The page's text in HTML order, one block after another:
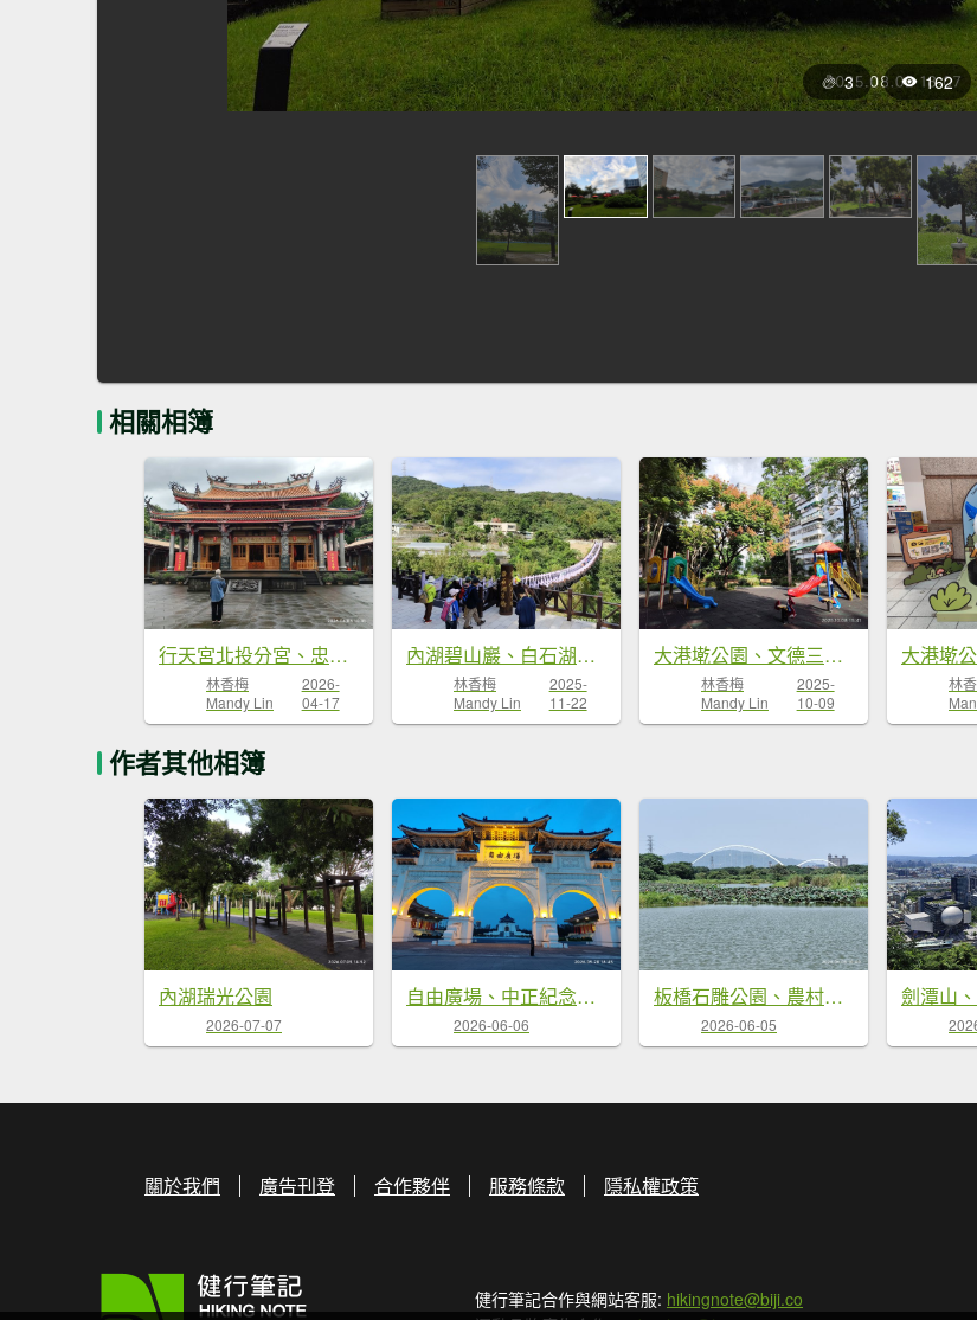
3 162
相關相簿
行天宮北投分宮、忠義福慈宮、內湖大港墘公園
林香梅
Mandy Lin
2026-
04-17
內湖碧山巖、白石湖吊橋
林香梅
Mandy Lin
2025-
11-22
大港墘公園、文德三號公園【臺北健走趣】
林香梅
Mandy Lin
2025-
10-09
林
作者其他相簿
內湖瑞光公園
2026-07-07
自由廣場、中正紀念堂、國家戲劇院、國家音樂廳
2026-06-06
板橋石雕公園、農村公園、華江人工濕地、新海一期人工濕地、新月橋
2026-06-05
關於我們 廣告刊登 合作夥伴 服務條款 隱私權政策
健行筆記合作與網站客服: hikingnote@biji.co